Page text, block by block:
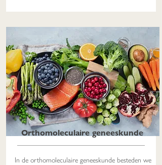
Orthomoleculaire geneeskunde
In de orthomoleculaire geneeskunde besteden we